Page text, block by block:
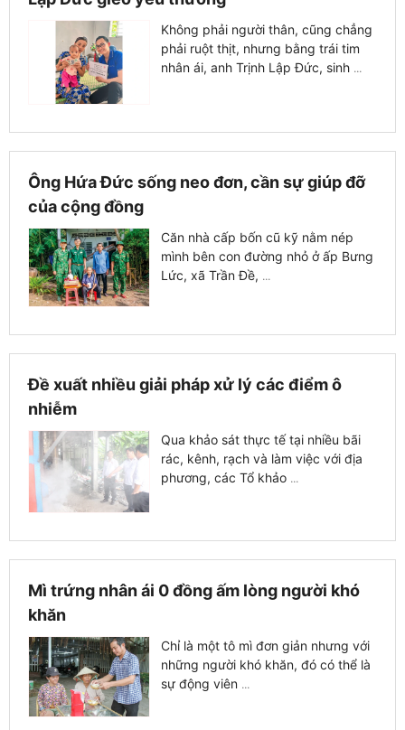
Không phải người thân, cũng chẳng
phải ruột thịt, nhưng bằng trái tim
nhân ái, anh Trịnh Lập Đức, sinh...
Ông Hứa Đức sống neo đơn, cần sự giúp đỡ
của cộng đồng
Căn nhà cấp bốn cũ kỹ nằm nép
mình bên con đường nhỏ ở ấp Bưng
Lức, xã Trần Đề, ...
Đề xuất nhiều giải pháp xử lý các điểm ô
nhiễm
Qua khảo sát thực tế tại nhiều bãi
rác, kênh, rạch và làm việc với địa
phương, các Tổ khảo...
Mì trứng nhân ái 0 đồng ấm lòng người khó
khăn
Chỉ là một tô mì đơn giản nhưng với
những người khó khăn, đó có thể là
sự động viên...